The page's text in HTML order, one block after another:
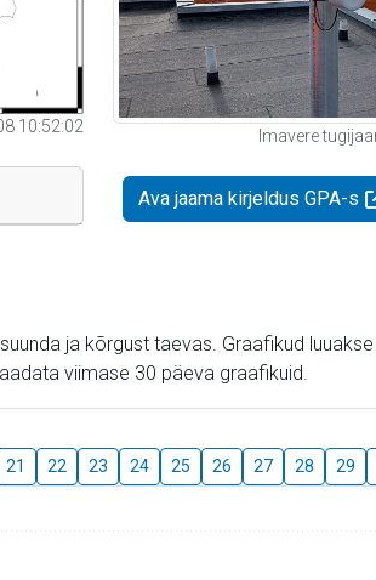
10:52:02
Imavere
Ava jaama kirjeldus GPA-s
ja kõrgust taevas. Graafikud
viimase 30 päeva graafikuid.
21 22 23 24 25 26 27 28 29